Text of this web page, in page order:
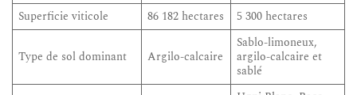
Superficie viticole
86 182 hectares 5 300 hectares
Type de sol dominant Argilo-calcaire
Sablo-limoneux,
argilo-calcaire et
sablé